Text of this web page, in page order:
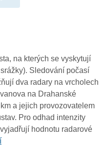
na kterých se vyskytují
Sledování počasí
dva radary na vrcholech
na Drahanské
a jejich provozovatelem
Pro odhad intenzity
hodnotu radarové